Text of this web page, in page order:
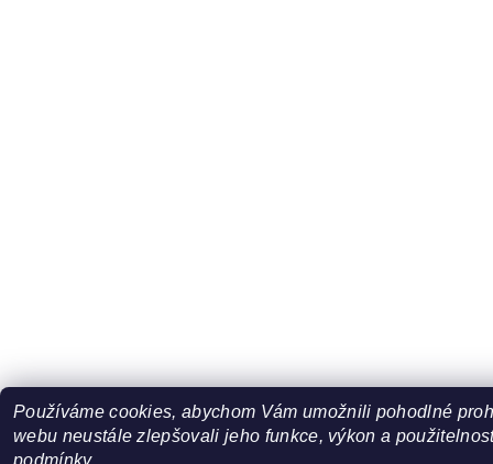
Používáme cookies, abychom Vám umožnili pohodlné
webu neustále zlepšovali jeho funkce, výkon a
podmínky